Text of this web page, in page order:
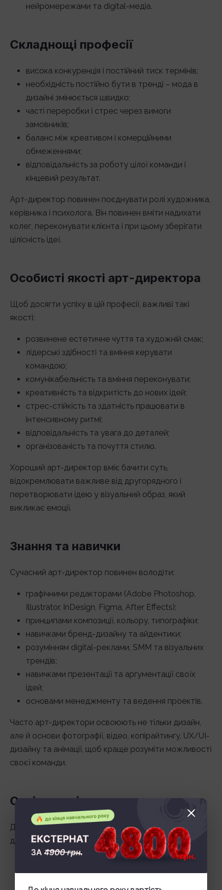
нейромережами та digital-медіа.
Складнощі професії
висока конкуренція і постійний тиск термінів;
необхідність постійно бути в тренді – мода в
дизайні змінюється швидко;
часті переробки і стрес через вимоги
замовників;
баланс між креативом і комерційними
обмеженнями;
відповідальність за роботу цілої команди і
кінцевий результат.
Арт-директор повинен поєднувати ролі художника,
керівника і психолога. Він повинен вміти надихати
колег, переконувати клієнта і при цьому зберігати
цілісність ідеї.
Особисті якості арт-директора
Щоб досягти успіху в цій професії, важливі такі
якості:
розвинене естетичне чуття та художній смак;
лідерські здібності та вміння керувати
командою;
комунікабельність та вміння переконувати;
креативність та відкритість до нових ідей;
стрес-стійкість та здатність працювати в
інтенсивному ритмі;
відповідальність та увага до деталей;
організованість та почуття стилю.
Хороший арт-директор вміє бачити суть,
відокремлювати важливе від другорядного і
перетворювати ідею у візуальний образ, який
викликає емоції.
Знання та навички
Сучасний арт-директор повинен володіти:
графічними редакторами (Adobe Photoshop,
Illustrator, InDesign, Figma, After Effects);
принципами композиції, кольору, типографіки;
навичками бренд-дизайну та айдентики;
розумінням digital-реклами, SMM та візуальних
трендів;
навичками презентації та аргументації своїх
ідей;
основами менеджменту та ведення проектів.
Часто арт-директори освоюють не тільки дизайн,
але й основи фотографії, відео, копірайтингу, UX/UI-
дизайну та анімації, щоб краще розуміти можливості
своєї команди.
Освіта та підготовка
Для арт-директора важливо мати художню та
дизайнерську базу. Відповідні напрямки навчання:
«Реклама та PR»;